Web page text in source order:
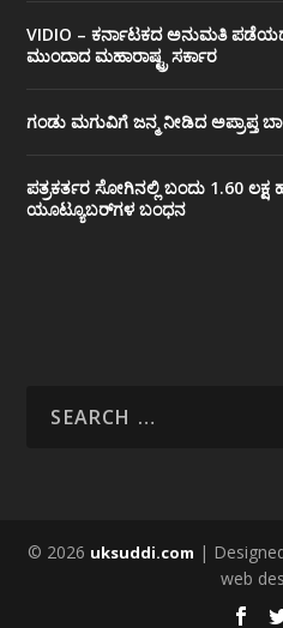
VIDIO – ಕರ್ನಾಟಕದ ಅನುಮತಿ
ಮುಂದಾದ ಮಹಾರಾಷ್ಟ್ರ ಸರ್ಕಾರ
ಗಂಡು ಮಗುವಿಗೆ ಜನ್ಮ ನೀಡಿದ ಅಪ್ರಾಪ್ತ
ಪತ್ರಕರ್ತರ ಸೋಗಿನಲ್ಲಿ ಬಂದು 1.60 ಲಕ್ಷ
ಯೂಟ್ಯೂಬರ್‌ಗಳ ಬಂಧನ
© 2026 uksuddi.com |
web